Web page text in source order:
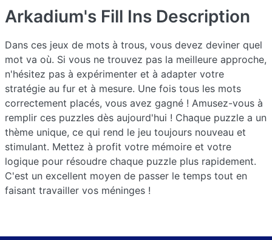
Arkadium's Fill Ins Description
Dans ces jeux de mots à trous, vous devez deviner quel
mot va où. Si vous ne trouvez pas la meilleure approche,
n'hésitez pas à expérimenter et à adapter votre
stratégie au fur et à mesure. Une fois tous les mots
correctement placés, vous avez gagné ! Amusez-vous à
remplir ces puzzles dès aujourd'hui ! Chaque puzzle a un
thème unique, ce qui rend le jeu toujours nouveau et
stimulant. Mettez à profit votre mémoire et votre
logique pour résoudre chaque puzzle plus rapidement.
C'est un excellent moyen de passer le temps tout en
faisant travailler vos méninges !